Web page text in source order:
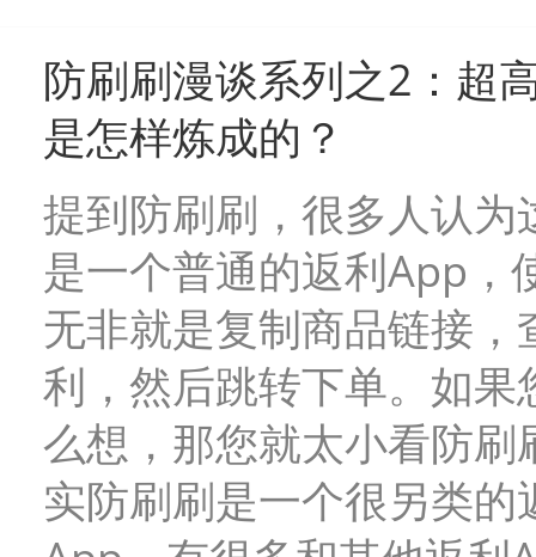
防刷刷漫谈系列之2：超
是怎样炼成的？
提到防刷刷，很多人认为
是一个普通的返利App，
无非就是复制商品链接，
利，然后跳转下单。如果
么想，那您就太小看防刷
实防刷刷是一个很另类的